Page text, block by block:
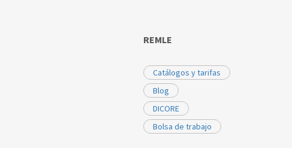
REMLE
Catálogos y tarifas
Blog
DICORE
Bolsa de trabajo